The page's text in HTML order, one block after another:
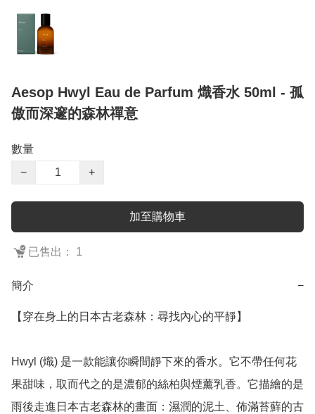
Aesop Hwyl Eau de Parfum 熾香水 50ml - 孤
傲而深邃的森林禪意
數量
−
+
加至購物車
已售出： 1
簡介 −
【穿在身上的日本古老森林：尋找內心的平靜】
Hwyl (熾) 是一款能讓你瞬間靜下來的香水。它不帶任何花
果甜味，取而代之的是濃郁的絲柏與煙薰乳香。它描繪的是
雨後走進日本古老森林的畫面：濕潤的泥土、佈滿苔蘚的古